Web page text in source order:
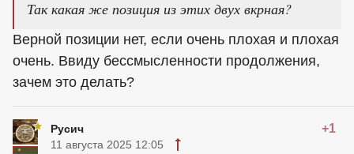
Так какая же позиция из этих двух вкрная?
Верной позиции нет, если очень плохая и плохая
очень. Ввиду бессмысленности продолжения,
зачем это делать?
Русич +1
11 августа 2025 12:05